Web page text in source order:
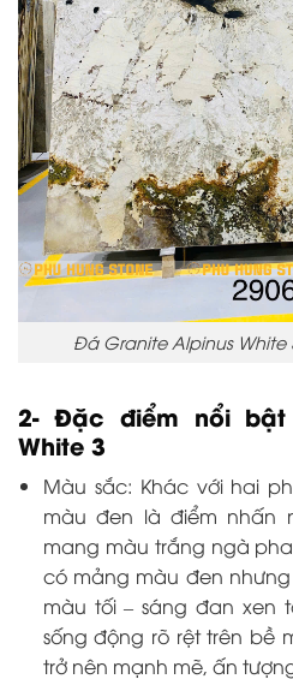
Đá Granite Alpinus
2- Đặc điểm nổi bật
White 3
Màu sắc: Khác với hai
màu đen là điểm nhấn
mang màu trắng ngà
có mảng màu đen
màu tối – sáng đan xen
sống động rõ rệt trên bề
trở nên mạnh mẽ, ấn